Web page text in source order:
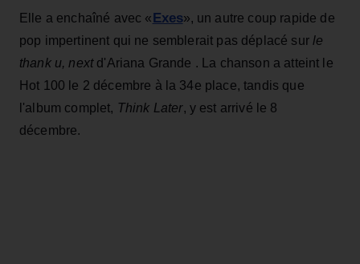
Elle a enchaîné avec «Exes», un autre coup rapide de
pop impertinent qui ne semblerait pas déplacé sur le
thank u, nextd'Ariana Grande . La chanson a atteint le
Hot 100 le 2 décembre à la 34e place, tandis que
l'album complet, Think Later, y est arrivé le 8
décembre.